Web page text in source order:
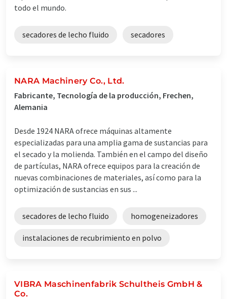
todo el mundo.
secadores de lecho fluido secadores
NARA Machinery Co., Ltd.
Fabricante, Tecnología de la producción, Frechen,
Alemania
Desde 1924 NARA ofrece máquinas altamente
especializadas para una amplia gama de sustancias para
el secado y la molienda. También en el campo del diseño
de partículas, NARA ofrece equipos para la creación de
nuevas combinaciones de materiales, así como para la
optimización de sustancias en sus ...
secadores de lecho fluido homogeneizadores
instalaciones de recubrimiento en polvo
VIBRA Maschinenfabrik Schultheis GmbH &
Co.